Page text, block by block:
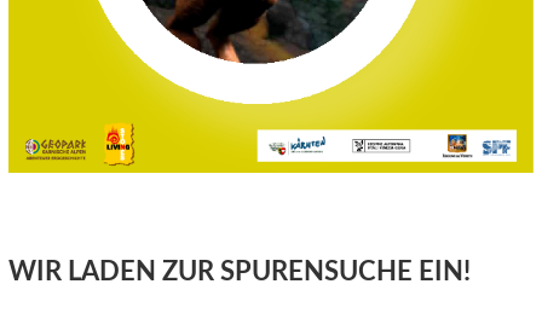
WIR LADEN ZUR SPURENSUCHE EIN!